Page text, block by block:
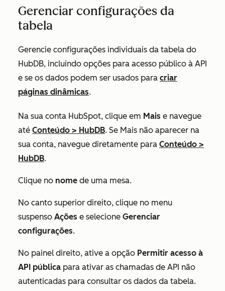
Gerenciar configurações da
tabela
Gerencie configurações individuais da tabela do
HubDB, incluindo opções para acesso público à API
e se os dados podem ser usados para criar
páginas dinâmicas.
Na sua conta HubSpot, clique em Mais e navegue
até Conteúdo > HubDB. Se Mais não aparecer na
sua conta, navegue diretamente para Conteúdo >
HubDB.
Clique no nome de uma mesa.
No canto superior direito, clique no menu
suspenso Ações e selecione Gerenciar
configurações.
No painel direito, ative a opção Permitir acesso à
API pública para ativar as chamadas de API não
autenticadas para consultar os dados da tabela.